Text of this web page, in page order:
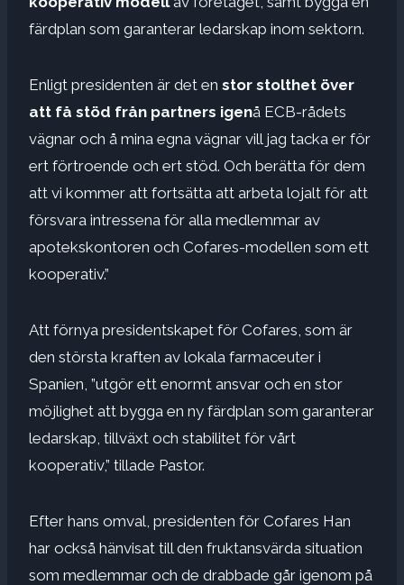
färdplan som garanterar ledarskap inom sektorn.
Enligt presidenten är det en stor stolthet över
att få stöd från partners igenå ECB-rådets
vägnar och å mina egna vägnar vill jag tacka er för
ert förtroende och ert stöd. Och berätta för dem
att vi kommer att fortsätta att arbeta lojalt för att
försvara intressena för alla medlemmar av
apotekskontoren och Cofares-modellen som ett
kooperativ.”
Att förnya presidentskapet för Cofares, som är
den största kraften av lokala farmaceuter i
Spanien, ”utgör ett enormt ansvar och en stor
möjlighet att bygga en ny färdplan som garanterar
ledarskap, tillväxt och stabilitet för vårt
kooperativ,” tillade Pastor.
Efter hans omval, presidenten för Cofares Han
har också hänvisat till den fruktansvärda situation
som medlemmar och de drabbade går igenom på